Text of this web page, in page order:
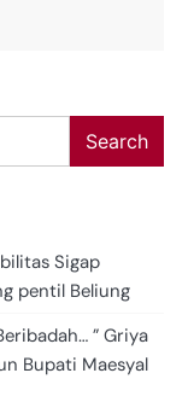
Search
Sigap
pentil Beliung
” Griya
Bupati Maesyal